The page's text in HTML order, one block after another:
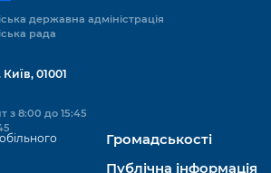
державна адміністрація
рада
01001
з 8:00 до 15:45
Громадськості
Публічна інформація